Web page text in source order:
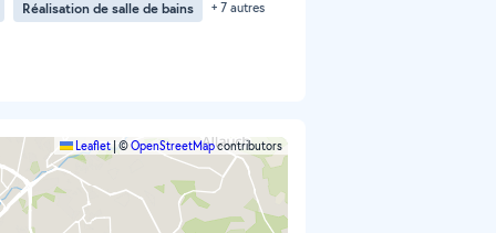
Réalisation de salle de bains + 7 autres
Leaflet|©OpenStreetMapcontributors